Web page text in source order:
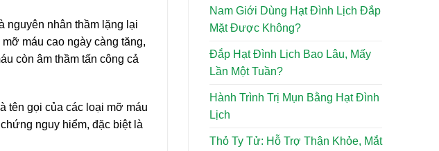
nguyên nhân thầm lặng lại
máu cao ngày càng tăng,
còn âm thầm tấn công cả
tên gọi của các loại mỡ máu
nguy hiểm, đặc biệt là
Nam Giới Dùng Hạt Đình Lịch Đắp
Mặt Được Không?
Đắp Hạt Đình Lịch Bao Lâu, Mấy
Lần Một Tuần?
Hành Trình Trị Mụn Bằng Hạt Đình
Lịch
Thỏ Ty Tử: Hỗ Trợ Thận Khỏe, Mắt